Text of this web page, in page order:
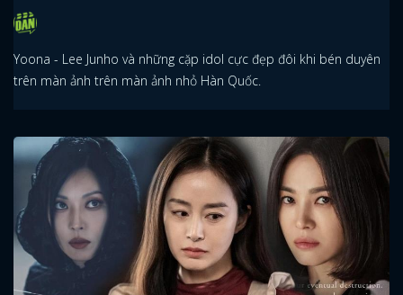
Yoona - Lee Junho và những cặp idol cực đẹp đôi khi bén duyên
trên màn ảnh trên màn ảnh nhỏ Hàn Quốc.